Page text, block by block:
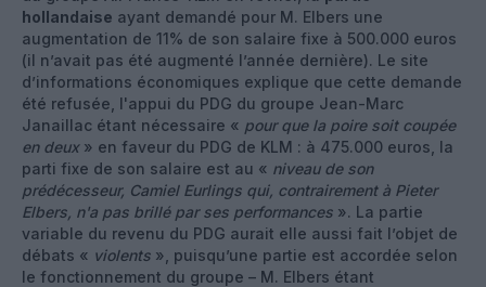
hollandaise ayant demandé pour M. Elbers une
augmentation de 11% de son salaire fixe à 500.000 euros
(il n’avait pas été augmenté l’année dernière). Le site
d’informations économiques explique que cette demande
été refusée, l'appui du PDG du groupe Jean-Marc
Janaillac étant nécessaire « pour que la poire soit coupée
en deux» en faveur du PDG de KLM : à 475.000 euros, la
parti fixe de son salaire est au « niveau de son
prédécesseur, Camiel Eurlings qui, contrairement à Pieter
Elbers, n'a pas brillé par ses performances ». La partie
variable du revenu du PDG aurait elle aussi fait l’objet de
débats « violents », puisqu’une partie est accordée selon
le fonctionnement du groupe – M. Elbers étant